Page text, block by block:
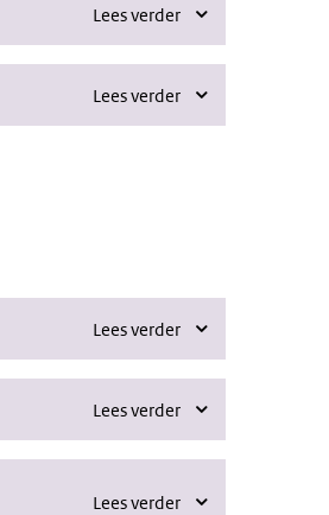
Lees verder
Lees verder
Lees verder
Lees verder
Lees verder